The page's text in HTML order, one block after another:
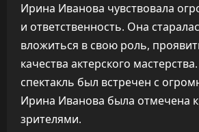
Ирина Иванова чувствовала
и ответственность. Она
вложиться в свою роль,
качества актерского
спектакль был встречен с
Ирина Иванова была отмечена
зрителями.